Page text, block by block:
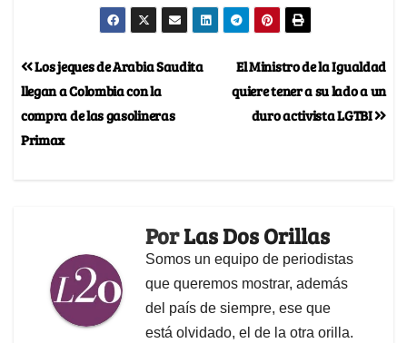
El Ministro de la Igualdad
quiere tener a su lado a un
duro activista LGTBI
Los jeques de Arabia Saudita
llegan a Colombia con la
compra de las gasolineras
Primax
PorLas Dos Orillas
Somos un equipo de periodistas
que queremos mostrar, además
del país de siempre, ese que
está olvidado, el de la otra orilla.